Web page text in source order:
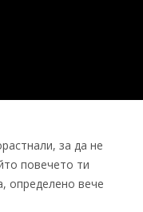
за да не
повечето ти
определено вече